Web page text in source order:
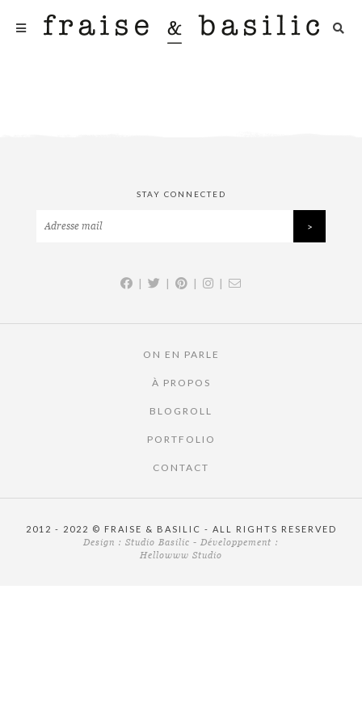
STAY CONNECTED
| | | |
ON EN PARLE
À PROPOS
BLOGROLL
PORTFOLIO
CONTACT
2012 - 2022 © FRAISE & BASILIC - ALL RIGHTS RESERVED
Design : Studio Basilic - Développement :
Hellowww Studio